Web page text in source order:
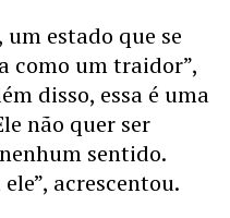
estado que se
como um traidor”,
disso, essa é uma
não quer ser
sentido.
acrescentou.